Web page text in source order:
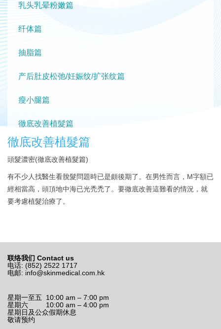
乳头乳晕粉嫩篇
纤体篇
抽脂篇
产后肚皮松弛/妊娠纹/扩张纹篇
瘦小腿篇
徹底改善植髮篇
徹底改善植髮篇
頭髮濃密(徹底改善植髮篇)
有不少人找醫生看脫髮問題時已是頗後期了。在男性而言，M字額已
經相當高，頭頂地中海已光禿禿了。要徹底改善這難看的情況，就
要考慮植髮治療了。
联络我们 Contact us
电话: (852) 2522 1717
电邮: info@skinmedical.com.hk
星期一至五 10:00 am – 7:00 pm
星期六 10:00 am – 4:00 pm
星期日及公众假期休息
敬请预约